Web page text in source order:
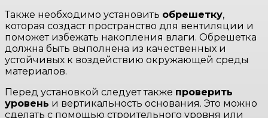
Также необходимо установить обрешетку,
которая создаст пространство для вентиляции и
поможет избежать накопления влаги. Обрешетка
должна быть выполнена из качественных и
устойчивых к воздействию окружающей среды
материалов.
Перед установкой следует также проверить
уровень и вертикальность основания. Это можно
сделать с помощью строительного уровня или